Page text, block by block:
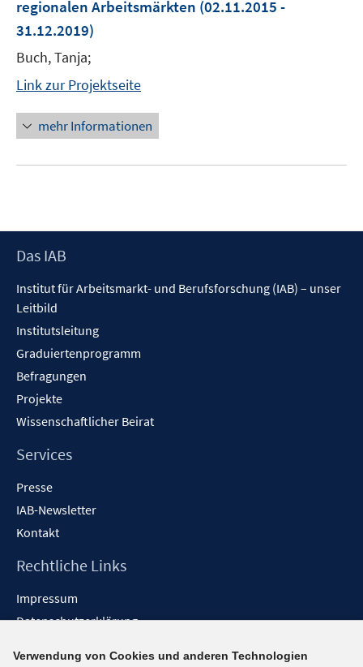
regionalen Arbeitsmärkten (02.11.2015 -
31.12.2019)
Buch, Tanja;
Link zur Projektseite
mehr Informationen
Footer
Das IAB
Institut für Arbeitsmarkt- und Berufsforschung (IAB) – unser
Leitbild
Institutsleitung
Graduiertenprogramm
Befragungen
Projekte
Wissenschaftlicher Beirat
Services
Presse
IAB-Newsletter
Kontakt
Rechtliche Links
Impressum
Datenschutzerklärung
Verwendung von Cookies und anderen Technologien